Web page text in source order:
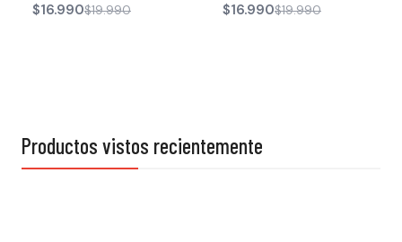
$16.990$19.990
$16.990$19.990
Productos vistos recientemente